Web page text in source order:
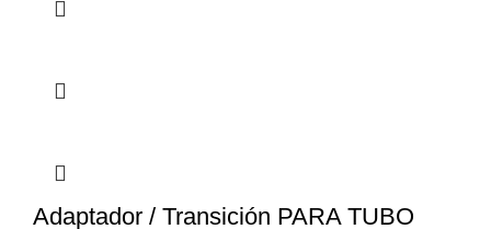
Adaptador / Transición PARA TUBO